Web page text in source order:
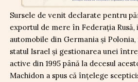
Sursele de venit declarate pentru
exportul de mere în Federația Rusă,
automobile din Germania și
statul Israel și gestionarea unei
active din 1995 până la decesul
Machidon a spus că înțelege